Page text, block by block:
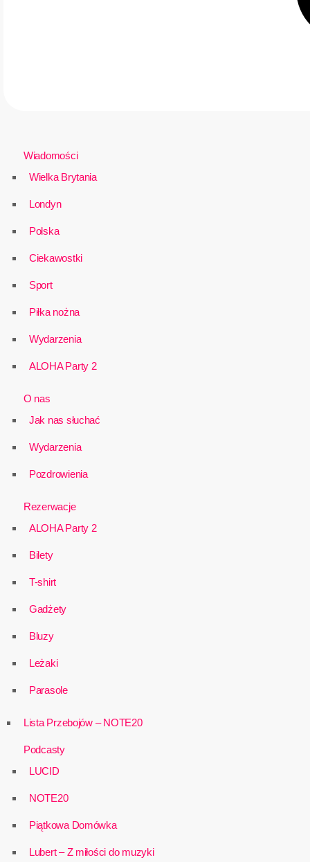
Wiadomości
Wielka Brytania
Londyn
Polska
Ciekawostki
Sport
Piłka nożna
Wydarzenia
ALOHA Party 2
O nas
Jak nas słuchać
Wydarzenia
Pozdrowienia
Rezerwacje
ALOHA Party 2
Bilety
T-shirt
Gadżety
Bluzy
Leżaki
Parasole
Lista Przebojów – NOTE20
Podcasty
LUCID
NOTE20
Piątkowa Domówka
Lubert – Z miłości do muzyki